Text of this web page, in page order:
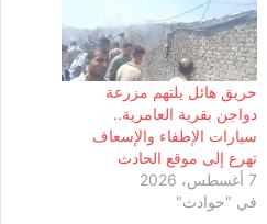
حريق هائل يلتهم مزرعة
دواجن بقرية العامرية..
سيارات الإطفاء والإسعاف
تهرع إلى موقع الحادث
7 أغسطس، 2026
في "حوادث"